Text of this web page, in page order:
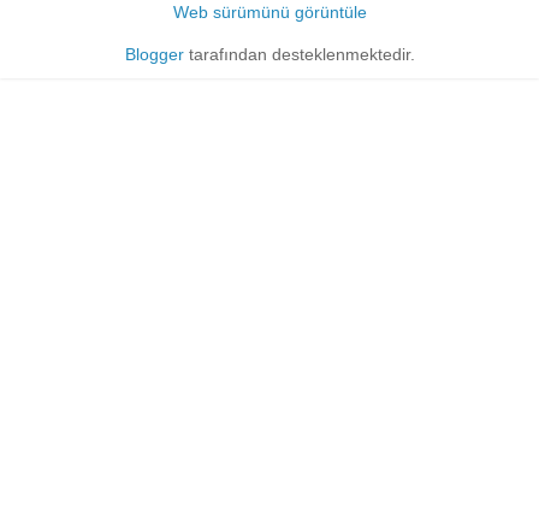
Web sürümünü görüntüle
Bloggertarafından desteklenmektedir.